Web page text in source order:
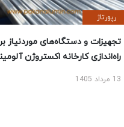
رپورتاژ
تجهیزات و دستگاه‌های موردنیاز
راه‌اندازی کارخانه اکستروژن
13 مرداد 1405